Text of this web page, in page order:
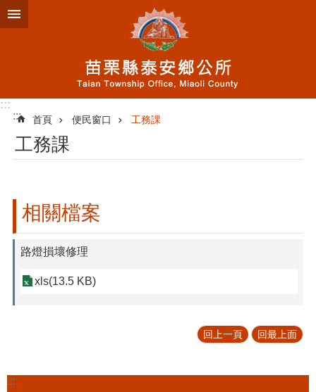
跳到主要內容區塊
:::
:::
首頁 便民窗口 工務課
工務課
相關檔案
路燈損壞修理
xls(13.5 KB)
回上一頁 回最上面
:::